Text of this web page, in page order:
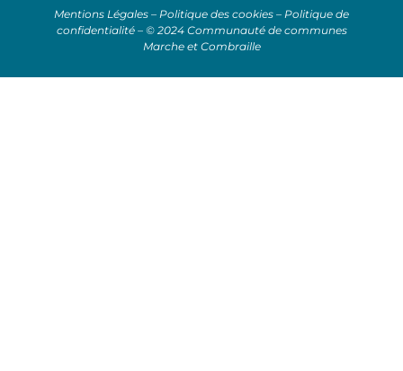
Mentions Légales – Politique des cookies – Politique de
confidentialité – © 2024 Communauté de communes
Marche et Combraille